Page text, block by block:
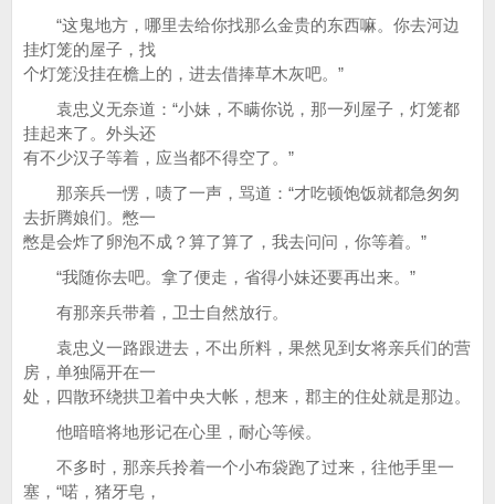
“这鬼地方，哪里去给你找那么金贵的东西嘛。你去河边
挂灯笼的屋子，找
个灯笼没挂在檐上的，进去借捧草木灰吧。”
袁忠义无奈道：“小妹，不瞒你说，那一列屋子，灯笼都
挂起来了。外头还
有不少汉子等着，应当都不得空了。”
那亲兵一愣，啧了一声，骂道：“才吃顿饱饭就都急匆匆
去折腾娘们。憋一
憋是会炸了卵泡不成？算了算了，我去问问，你等着。”
“我随你去吧。拿了便走，省得小妹还要再出来。”
有那亲兵带着，卫士自然放行。
袁忠义一路跟进去，不出所料，果然见到女将亲兵们的营
房，单独隔开在一
处，四散环绕拱卫着中央大帐，想来，郡主的住处就是那边。
他暗暗将地形记在心里，耐心等候。
不多时，那亲兵拎着一个小布袋跑了过来，往他手里一
塞，“喏，猪牙皂，